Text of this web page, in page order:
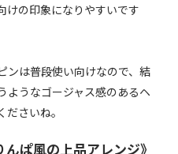
けの印象になりやすいです
ンは普段使い向けなので、結
ようなゴージャス感のあるヘ
さいね。
ぱ風の上品アレンジ》